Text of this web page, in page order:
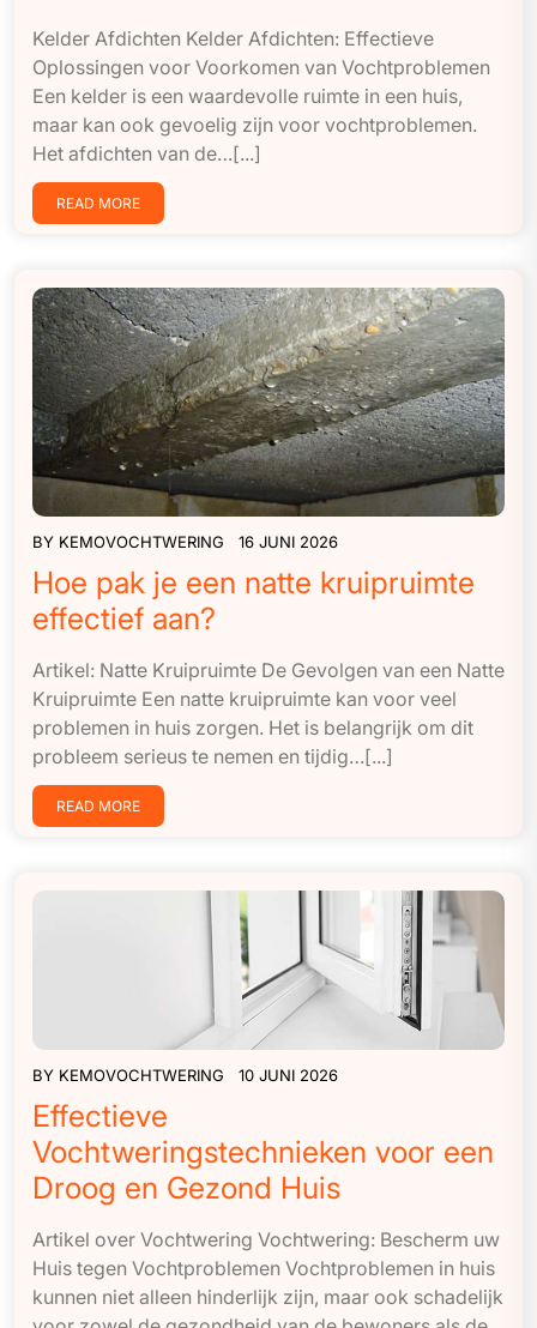
Kelder Afdichten Kelder Afdichten: Effectieve
Oplossingen voor Voorkomen van Vochtproblemen
Een kelder is een waardevolle ruimte in een huis,
maar kan ook gevoelig zijn voor vochtproblemen.
Het afdichten van de…[...]
READ MORE
BY KEMOVOCHTWERING 16 JUNI 2026
Hoe pak je een natte kruipruimte
effectief aan?
Artikel: Natte Kruipruimte De Gevolgen van een Natte
Kruipruimte Een natte kruipruimte kan voor veel
problemen in huis zorgen. Het is belangrijk om dit
probleem serieus te nemen en tijdig…[...]
READ MORE
BY KEMOVOCHTWERING 10 JUNI 2026
Effectieve
Vochtweringstechnieken voor een
Droog en Gezond Huis
Artikel over Vochtwering Vochtwering: Bescherm uw
Huis tegen Vochtproblemen Vochtproblemen in huis
kunnen niet alleen hinderlijk zijn, maar ook schadelijk